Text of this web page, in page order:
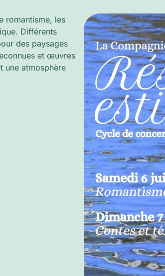
romantisme, les
Différents
des paysages
et œuvres
une atmosphère